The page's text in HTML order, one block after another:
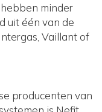
minder
uit één van de
Vaillant of
producenten van